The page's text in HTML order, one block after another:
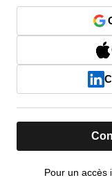
Pour un accès